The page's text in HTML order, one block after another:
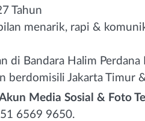
Tahun
menarik, rapi &
di Bandara Halim Perdana
berdomisili Jakarta Timur
Media Sosial & Foto
6569 9650.